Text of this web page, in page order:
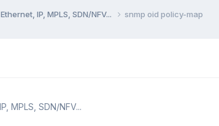
IP, MPLS, SDN/NFV... snmp oid policy-map
MPLS, SDN/NFV...